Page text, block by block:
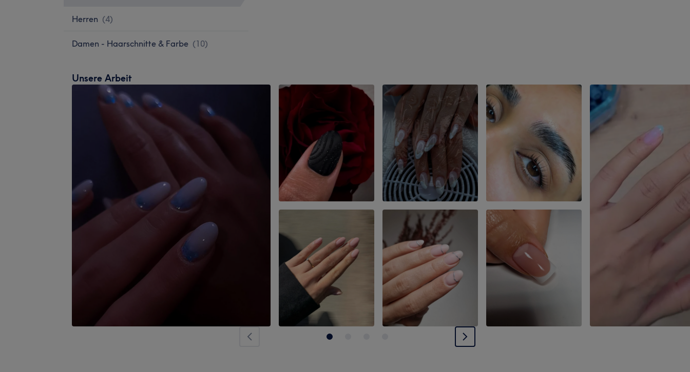
Herren (4)
Damen - Haarschnitte & Farbe (10)
Unsere Arbeit